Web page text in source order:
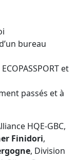
bureau
et
passés et à
HQE-GBC,
Finidori,
, Division